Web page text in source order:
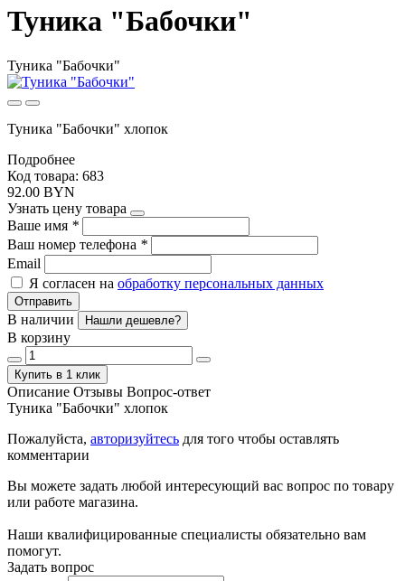
Туника "Бабочки"
Туника "Бабочки"
Туника "Бабочки" хлопок
Подробнее
Код товара: 683
92.00 BYN
Узнать цену товара
Ваше имя *
Ваш номер телефона *
Email
Я согласен на обработку персональных данных
Отправить
В наличии Нашли дешевле?
В корзину
Купить в 1 клик
Описание Отзывы Вопрос-ответ
Туника "Бабочки" хлопок
Пожалуйста, авторизуйтесь для того чтобы оставлять
комментарии
Вы можете задать любой интересующий вас вопрос по товару
или работе магазина.
Наши квалифицированные специалисты обязательно вам
помогут.
Задать вопрос